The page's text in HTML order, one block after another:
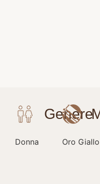
Donna Oro Giallo